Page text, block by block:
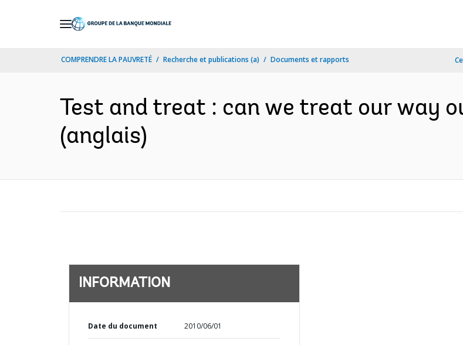
COMPRENDRE LA PAUVRETÉ Recherche et publications (a) Documents et rapports
Test and treat : can we treat our way
(anglais)
INFORMATION
Date du document 2010/06/01